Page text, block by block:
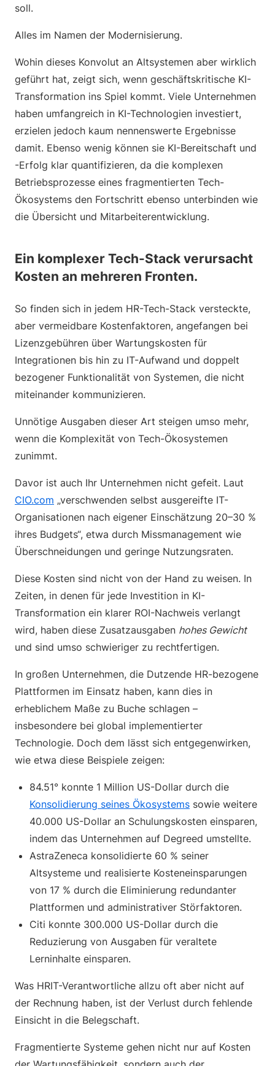
soll.
Alles im Namen der Modernisierung.
Wohin dieses Konvolut an Altsystemen aber wirklich
geführt hat, zeigt sich, wenn geschäftskritische KI-
Transformation ins Spiel kommt. Viele Unternehmen
haben umfangreich in KI-Technologien investiert,
erzielen jedoch kaum nennenswerte Ergebnisse
damit. Ebenso wenig können sie KI-Bereitschaft und
-Erfolg klar quantifizieren, da die komplexen
Betriebsprozesse eines fragmentierten Tech-
Ökosystems den Fortschritt ebenso unterbinden wie
die Übersicht und Mitarbeiterentwicklung.
Ein komplexer Tech-Stack verursacht
Kosten an mehreren Fronten.
So finden sich in jedem HR-Tech-Stack versteckte,
aber vermeidbare Kostenfaktoren, angefangen bei
Lizenzgebühren über Wartungskosten für
Integrationen bis hin zu IT-Aufwand und doppelt
bezogener Funktionalität von Systemen, die nicht
miteinander kommunizieren.
Unnötige Ausgaben dieser Art steigen umso mehr,
wenn die Komplexität von Tech-Ökosystemen
zunimmt.
Davor ist auch Ihr Unternehmen nicht gefeit. Laut
CIO.com „verschwenden selbst ausgereifte IT-
Organisationen nach eigener Einschätzung 20–30 %
ihres Budgets“, etwa durch Missmanagement wie
Überschneidungen und geringe Nutzungsraten.
Diese Kosten sind nicht von der Hand zu weisen. In
Zeiten, in denen für jede Investition in KI-
Transformation ein klarer ROI-Nachweis verlangt
wird, haben diese Zusatzausgaben hohes Gewicht
und sind umso schwieriger zu rechtfertigen.
In großen Unternehmen, die Dutzende HR-bezogene
Plattformen im Einsatz haben, kann dies in
erheblichem Maße zu Buche schlagen –
insbesondere bei global implementierter
Technologie. Doch dem lässt sich entgegenwirken,
wie etwa diese Beispiele zeigen:
84.51° konnte 1 Million US-Dollar durch die
Konsolidierung seines Ökosystems sowie weitere
40.000 US-Dollar an Schulungskosten einsparen,
indem das Unternehmen auf Degreed umstellte.
AstraZeneca konsolidierte 60 % seiner
Altsysteme und realisierte Kosteneinsparungen
von 17 % durch die Eliminierung redundanter
Plattformen und administrativer Störfaktoren.
Citi konnte 300.000 US-Dollar durch die
Reduzierung von Ausgaben für veraltete
Lerninhalte einsparen.
Was HRIT-Verantwortliche allzu oft aber nicht auf
der Rechnung haben, ist der Verlust durch fehlende
Einsicht in die Belegschaft.
Fragmentierte Systeme gehen nicht nur auf Kosten